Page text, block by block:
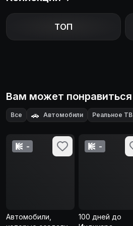
ТОП
Вам может понравиться
Все 🚗 Автомобили Реальное ТВ
-
Автомобили,
-
100 дней до